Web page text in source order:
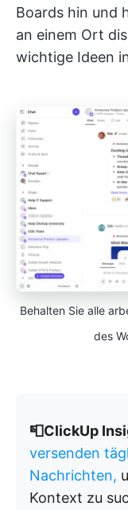
Boards hin und
an einem Ort
wichtige Ideen
Behalten Sie alle
des
📮ClickUp
versenden
Nachrichten,
Kontext zu